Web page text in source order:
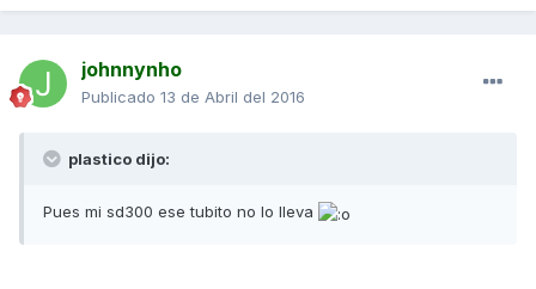
johnnynho
Publicado 13 de Abril del 2016
plastico dijo:
Pues mi sd300 ese tubito no lo lleva